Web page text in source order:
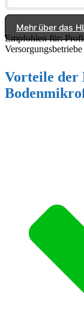
Mehr über das
Empfohlen für:
Vorteile der